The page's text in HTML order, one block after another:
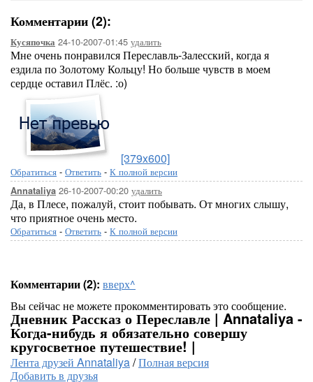
Комментарии (2):
Кусяпочка 24-10-2007-01:45 удалить
Мне очень понравился Переславль-Залесский, когда я
ездила по Золотому Кольцу! Но больше чувств в моем
сердце оставил Плёс. :о)
[379x600]
Обратиться - Ответить - К полной версии
Annataliya 26-10-2007-00:20 удалить
Да, в Плесе, пожалуй, стоит побывать. От многих слышу,
что приятное очень место.
Обратиться - Ответить - К полной версии
Комментарии (2): вверх^
Вы сейчас не можете прокомментировать это сообщение.
Дневник Рассказ о Переславле | Annataliya -
Когда-нибудь я обязательно совершу
кругосветное путешествие! |
Лента друзей Annataliya/Полная версия
Добавить в друзья